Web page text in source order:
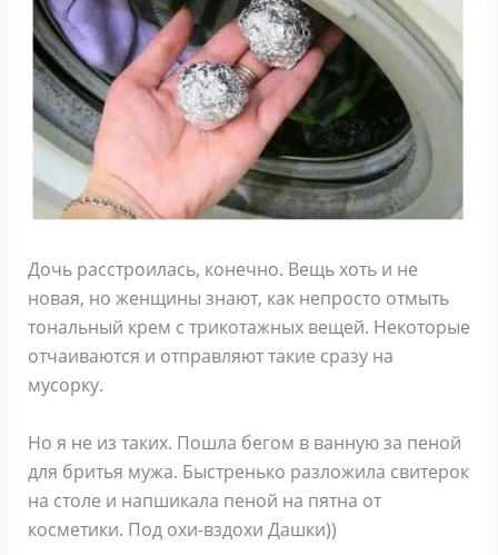
Дочь расстроилась, конечно. Вещь хоть и не
новая, но женщины знают, как непросто отмыть
тональный крем с трикотажных вещей. Некоторые
отчаиваются и отправляют такие сразу на
мусорку.
Но я не из таких. Пошла бегом в ванную за пеной
для бритья мужа. Быстренько разложила свитерок
на столе и напшикала пеной на пятна от
косметики. Под охи-вздохи Дашки))